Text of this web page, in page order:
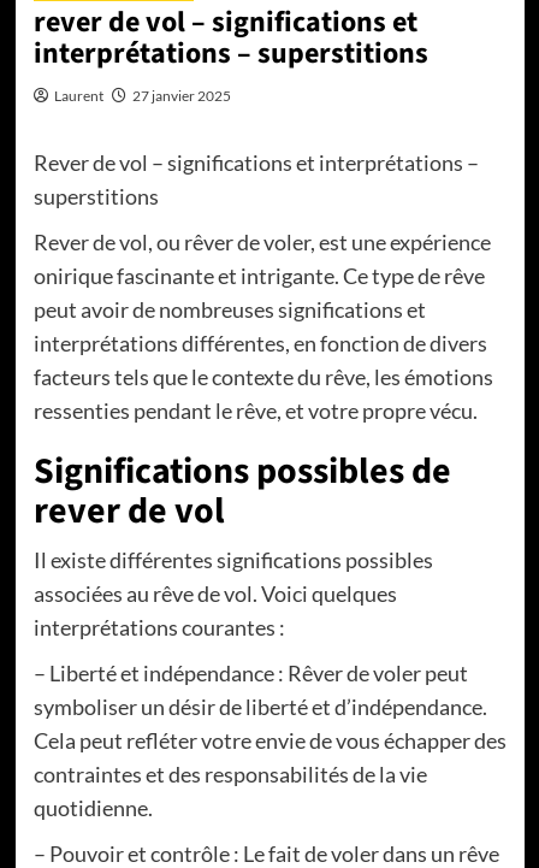
rever de vol – significations et
interprétations – superstitions
Laurent 27 janvier 2025
Rever de vol – significations et interprétations –
superstitions
Rever de vol, ou rêver de voler, est une expérience
onirique fascinante et intrigante. Ce type de rêve
peut avoir de nombreuses significations et
interprétations différentes, en fonction de divers
facteurs tels que le contexte du rêve, les émotions
ressenties pendant le rêve, et votre propre vécu.
Significations possibles de
rever de vol
Il existe différentes significations possibles
associées au rêve de vol. Voici quelques
interprétations courantes :
– Liberté et indépendance : Rêver de voler peut
symboliser un désir de liberté et d’indépendance.
Cela peut refléter votre envie de vous échapper des
contraintes et des responsabilités de la vie
quotidienne.
– Pouvoir et contrôle : Le fait de voler dans un rêve